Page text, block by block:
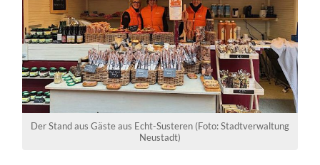
Der Stand aus Gäste aus Echt-Susteren (Foto: Stadtverwaltung
Neustadt)